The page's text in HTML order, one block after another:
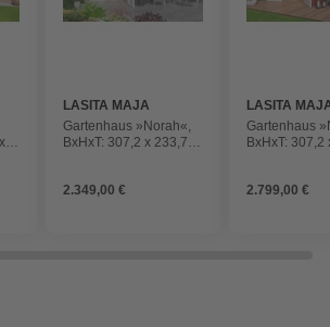
LASITA MAJA
Gartenhaus »Norah«,
BxHxT: 307,2 x 233,7 x
Holz
2.349,00 €
LASITA
Gartenhaus
BxHxT: 307,2
Holz
2.799,00 €